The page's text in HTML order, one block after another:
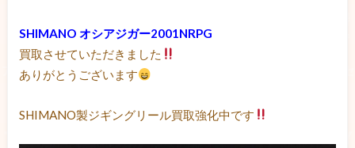
SHIMANO オシアジガー2001NRPG
買取させていただきました
ありがとうございます
SHIMANO製ジギングリール買取強化中です